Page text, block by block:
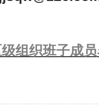
组织班子成